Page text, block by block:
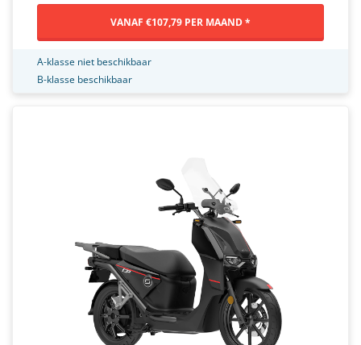
VANAF €107,79 PER MAAND *
A-klasse niet beschikbaar
B-klasse beschikbaar